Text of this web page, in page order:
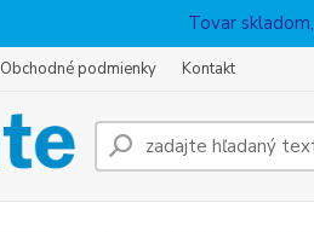
Tovar
Obchodné podmienky Kontakt